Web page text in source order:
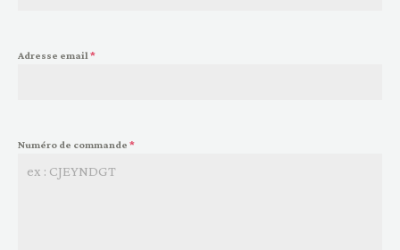
Adresse email*
Numéro de commande *